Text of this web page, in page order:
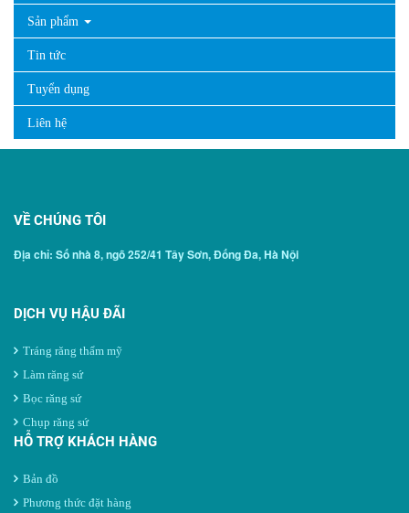
Sản phẩm
Tin tức
Tuyển dụng
Liên hệ
VỀ CHÚNG TÔI
Địa chỉ: Số nhà 8, ngõ 252/41 Tây Sơn, Đống Đa, Hà Nội
DỊCH VỤ HẬU ĐÃI
Tráng răng thẩm mỹ
Làm răng sứ
Bọc răng sứ
Chụp răng sứ
HỖ TRỢ KHÁCH HÀNG
Bản đồ
Phương thức đặt hàng